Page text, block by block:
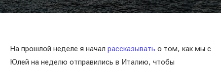
На прошлой неделе я начал рассказывать о том, как мы с
Юлей на неделю отправились в Италию, чтобы